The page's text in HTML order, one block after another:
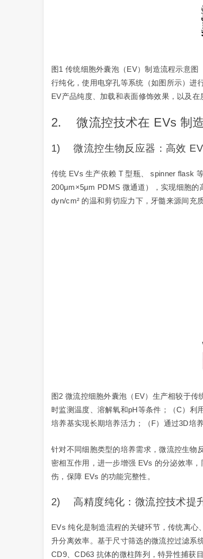
图1 传统细胞外囊泡（EV）制造流程示意
行纯化，使用电穿孔等系统（如图所示）进
EV产品纯度、加载和表面修饰效果，以及在
2. 微流控技术在 EVs 制
1) 微流控生物反应器：高效
传统 EVs 生产依赖 T 型瓶、 spinner flask
200μm×5μm PDMS 微通道），实现细胞
dyn/cm² 的温和剪切应力下，牙髓来源间充
图2 微流控细胞外囊泡（EV）生产相较于
时监测温度、溶解氧和pH等条件；（C）利
培养基实现长期培养活力；（F）通过3D培
针对不同细胞类型的培养需求，微流控生物
密相互作用，进一步增强 EVs 的分泌效率
伤，保障 EVs 的功能完整性。
2) 高精度纯化：微流控技术提
EVs 纯化是制造流程的关键环节，传统离
升分离效率。基于尺寸筛选的微流控过滤系
CD9、CD63 抗体的微柱阵列，特异性捕获